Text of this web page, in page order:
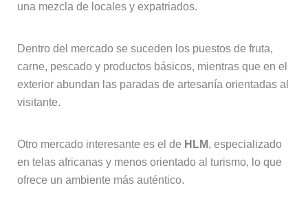
una mezcla de locales y expatriados.
Dentro del mercado se suceden los puestos de fruta,
carne, pescado y productos básicos, mientras que en el
exterior abundan las paradas de artesanía orientadas al
visitante.
Otro mercado interesante es el de HLM, especializado
en telas africanas y menos orientado al turismo, lo que
ofrece un ambiente más auténtico.